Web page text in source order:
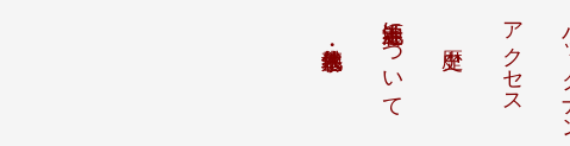
バ
アクセス
池上養源寺について